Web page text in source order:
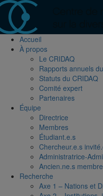
Accueil
À propos
Le CRIDAQ
Rapports annuels
Statuts du CRIDAQ
Comité expert
Partenaires
Équipe
Directrice
Membres
Étudiant.e.s
Chercheur.e.s
Administratrice-
Ancien.ne.s
Recherche
Axe 1 – Nations et